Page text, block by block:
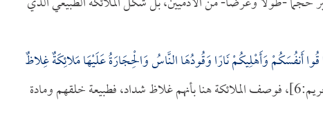
قُوا أَنفُسَكُمْ وَأَهْلِيكُمْ نَارًا وَقُودُهَا النَّاسُ وَالْحِجَارَةُ عَلَيْهَا مَلائِكَةٌ غِلاظٌ
[التحريم:6]، فوصف الملائكة هنا بأنهم غلاظ شداد، فطبيعة خلقهم ومادة